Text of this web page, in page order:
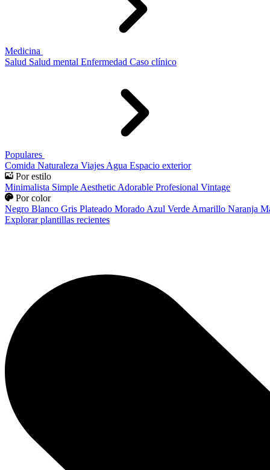
Medicina
Salud Salud mental Enfermedad Caso clínico
Populares
Comida Naturaleza Viajes Agua Espacio exterior
Por estilo
Minimalista Simple Aesthetic Adorable Profesional Vintage
Por color
Negro Blanco Gris Plateado Morado Azul Verde Amarillo Naranja
Explorar plantillas recientes